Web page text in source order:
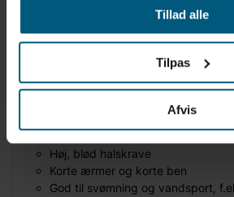
Tillad alle
Tilpas
Afvis
Mærke: BECO
Materiale: 3 mm CR-neopren
Farve: Sort/grå
Super behagelig, elastisk og blød
Høj, blød halskrave
Korte ærmer og korte ben
God til svømning og vandsport,